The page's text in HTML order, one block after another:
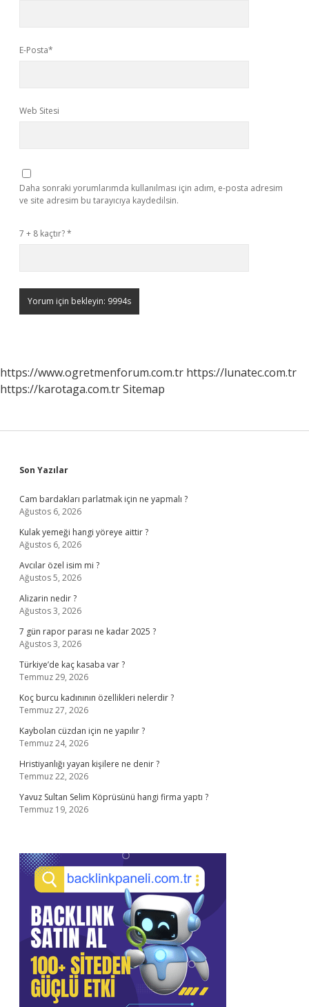
E-Posta*
Web Sitesi
Daha sonraki yorumlarımda kullanılması için adım, e-posta adresim
ve site adresim bu tarayıcıya kaydedilsin.
7 + 8 kaçtır?*
https://www.ogretmenforum.com.tr https://lunatec.com.tr
https://karotaga.com.trSitemap
Sidebar
Son Yazılar
Cam bardakları parlatmak için ne yapmalı ?
Ağustos 6, 2026
Kulak yemeği hangi yöreye aittir ?
Ağustos 6, 2026
Avcılar özel isim mi ?
Ağustos 5, 2026
Alizarin nedir ?
Ağustos 3, 2026
7 gün rapor parası ne kadar 2025 ?
Ağustos 3, 2026
Türkiye’de kaç kasaba var ?
Temmuz 29, 2026
Koç burcu kadınının özellikleri nelerdir ?
Temmuz 27, 2026
Kaybolan cüzdan için ne yapılır ?
Temmuz 24, 2026
Hristiyanlığı yayan kişilere ne denir ?
Temmuz 22, 2026
Yavuz Sultan Selim Köprüsünü hangi firma yaptı ?
Temmuz 19, 2026